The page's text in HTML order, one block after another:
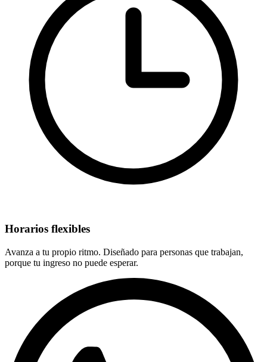
Horarios flexibles
Avanza a tu propio ritmo. Diseñado para personas que trabajan,
porque tu ingreso no puede esperar.